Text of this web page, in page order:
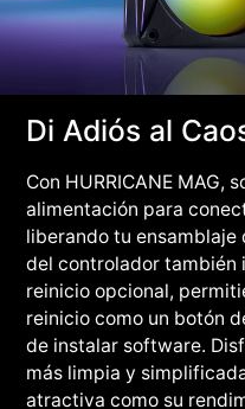
Di Adiós al
Con HURRICANE MAG,
alimentación para
liberando tu ensamblaje
del controlador también
reinicio opcional,
reinicio como un botón
de instalar software.
más limpia y
atractiva como su